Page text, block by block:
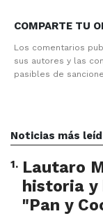
COMPARTE TU
Los comentarios
sus autores y las
pasibles de
Noticias más
1. Lautaro
historia y
"Pan y